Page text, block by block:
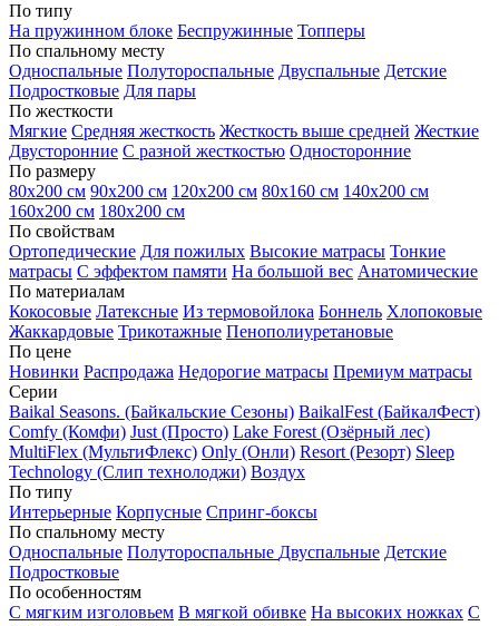
По типу
На пружинном блоке Беспружинные Топперы
По спальному месту
Односпальные Полутороспальные Двуспальные Детские
Подростковые Для пары
По жесткости
Мягкие Средняя жесткость Жесткость выше средней Жесткие
Двусторонние С разной жесткостью Односторонние
По размеру
80х200 см 90х200 см 120х200 см 80х160 см 140х200 см
160х200 см 180х200 см
По свойствам
Ортопедические Для пожилых Высокие матрасы Тонкие
матрасы С эффектом памяти На большой вес Анатомические
По материалам
Кокосовые Латексные Из термовойлока Боннель Хлопоковые
Жаккардовые Трикотажные Пенополиуретановые
По цене
Новинки Распродажа Недорогие матрасы Премиум матрасы
Серии
Baikal Seasons. (Байкальские Сезоны) BaikalFest (БайкалФест)
Comfy (Комфи) Just (Просто) Lake Forest (Озёрный лес)
MultiFlex (МультиФлекс) Only (Онли) Resort (Резорт) Sleep
Technology (Слип технолоджи) Воздух
По типу
Интерьерные Корпусные Спринг-боксы
По спальному месту
Односпальные Полутороспальные Двуспальные Детские
Подростковые
По особенностям
С мягким изголовьем В мягкой обивке На высоких ножках С